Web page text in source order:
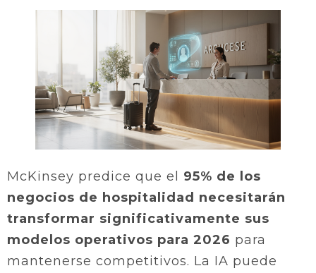
McKinsey predice que el 95% de los
negocios de hospitalidad necesitarán
transformar significativamente sus
modelos operativos para 2026 para
mantenerse competitivos. La IA puede